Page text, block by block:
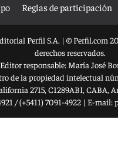
Reglas de participación
Perfil S.A. | © Perfil.com
derechos reservados.
Editor responsable: María José
de la propiedad intelectual
2715, C1289ABI, CABA,
/(+5411) 7091-4922| E-mail: